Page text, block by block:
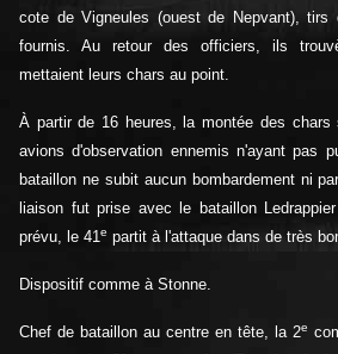
cote de Vigneules (ouest de Nepvant), tirs
fournis. Au retour des officiers, ils
mettaient leurs chars au point.
À partir de 16 heures, la montée des
avions d'observation ennemis n'ayant pas
bataillon ne subit aucun bombardement ni
liaison fut prise avec le bataillon
prévu, le 41e partit à l'attaque dans de très
Dispositif comme à Stonne.
Chef de bataillon au centre en tête, la 2e